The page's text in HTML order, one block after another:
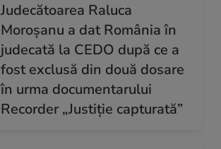
Judecătoarea Raluca
Moroșanu a dat România în
judecată la CEDO după ce a
fost exclusă din două dosare
în urma documentarului
Recorder „Justiție capturată”